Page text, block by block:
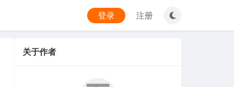
登录 注册
关于作者